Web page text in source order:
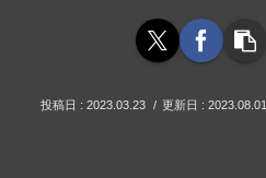
2023.03.23 2023.08.01